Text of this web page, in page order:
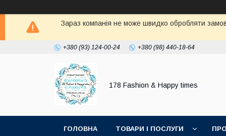
Зараз компанія не може швидко обробляти
+380 (93) 124-00-24 +380 (98) 440-18-64
178 Fashion & Happy times
ГОЛОВНА ТОВАРИ І ПОСЛУГИ